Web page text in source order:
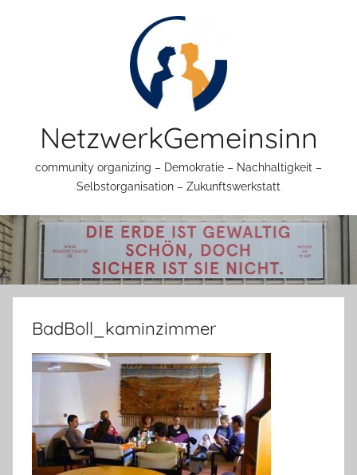
NetzwerkGemeinsinn
community organizing – Demokratie – Nachhaltigkeit –
Selbstorganisation – Zukunftswerkstatt
BadBoll_kaminzimmer